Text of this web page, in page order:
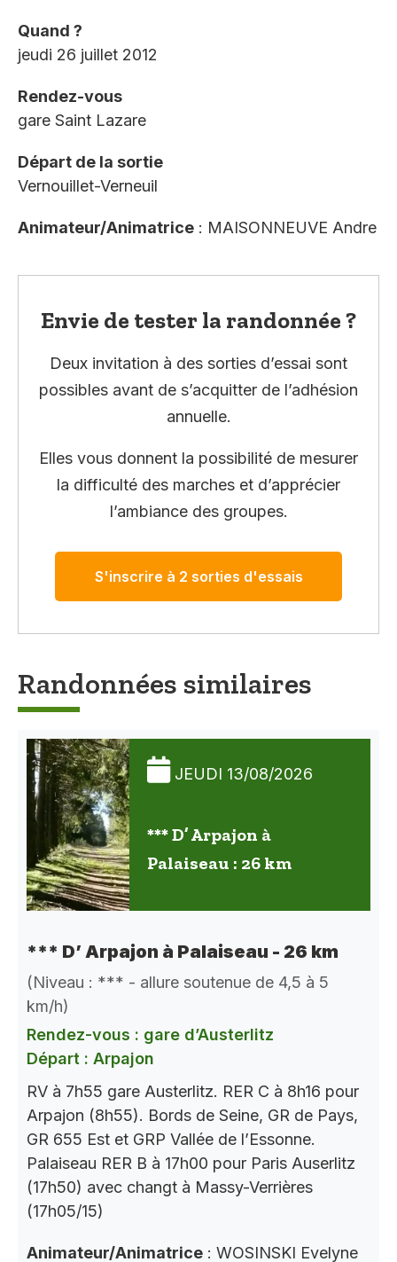
Quand ?
jeudi 26 juillet 2012
Rendez-vous
gare Saint Lazare
Départ de la sortie
Vernouillet-Verneuil
Animateur/Animatrice : MAISONNEUVE Andre
Envie de tester la randonnée ?
Deux invitation à des sorties d’essai sont
possibles avant de s’acquitter de l’adhésion
annuelle.
Elles vous donnent la possibilité de mesurer
la difficulté des marches et d’apprécier
l’ambiance des groupes.
S'inscrire à 2 sorties d'essais
Randonnées similaires
JEUDI 13/08/2026
*** D’ Arpajon à
Palaiseau : 26 km
*** D’ Arpajon à Palaiseau - 26 km
(Niveau : *** - allure soutenue de 4,5 à 5
km/h)
Rendez-vous : gare d’Austerlitz
Départ : Arpajon
RV à 7h55 gare Austerlitz. RER C à 8h16 pour
Arpajon (8h55). Bords de Seine, GR de Pays,
GR 655 Est et GRP Vallée de l’Essonne.
Palaiseau RER B à 17h00 pour Paris Auserlitz
(17h50) avec changt à Massy-Verrières
(17h05/15)
Animateur/Animatrice : WOSINSKI Evelyne